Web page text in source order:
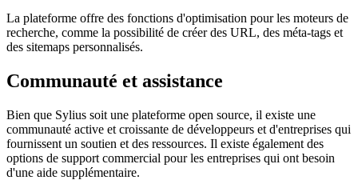
La plateforme offre des fonctions d'optimisation pour les moteurs de
recherche, comme la possibilité de créer des URL, des méta-tags et
des sitemaps personnalisés.
Communauté et assistance
Bien que Sylius soit une plateforme open source, il existe une
communauté active et croissante de développeurs et d'entreprises qui
fournissent un soutien et des ressources. Il existe également des
options de support commercial pour les entreprises qui ont besoin
d'une aide supplémentaire.